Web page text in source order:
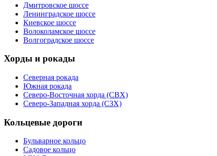
Дмитровское шоссе
Ленинградское шоссе
Киевское шоссе
Волоколамское шоссе
Волгоградское шоссе
Хорды и рокады
Северная рокада
Южная рокада
Северо-Восточная хорда (СВХ)
Северо-Западная хорда (СЗХ)
Кольцевые дороги
Бульварное кольцо
Садовое кольцо